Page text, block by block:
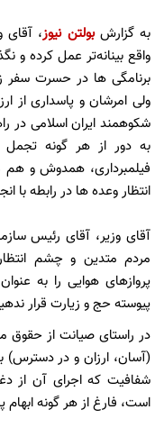
به گزارشبولتن نیوز، آقای
واقع بینانه‌تر عمل کرده و
برنامگی ها در حسرت سفر
به دور از هر گونه تجمل
فیلمبرداری، همدوش و هم
انتظار وعده ها در رابطه با
آقای وزیر، آقای رئیس
مردم متدین و چشم
پروازهای هوایی را به
پیوسته حج و زیارت قرار
در راستای صیانت از حقوق
(آسان، ارزان و در دسترس)
شفافیت که اجرای آن از
است، فارغ از هر گونه